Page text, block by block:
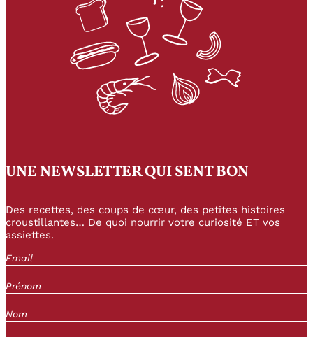
UNE NEWSLETTER QUI SENT BON
Des recettes, des coups de cœur, des petites histoires
croustillantes… De quoi nourrir votre curiosité ET vos
assiettes.